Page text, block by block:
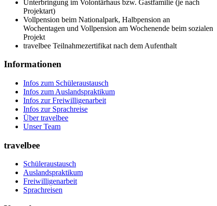
Unterbringung im Volontärhaus bzw. Gastfamilie (je nach
Projektart)
Vollpension beim Nationalpark, Halbpension an
Wochentagen und Vollpension am Wochenende beim sozialen
Projekt
travelbee Teilnahmezertifikat nach dem Aufenthalt
Informationen
Infos zum Schüleraustausch
Infos zum Auslandspraktikum
Infos zur Freiwilligenarbeit
Infos zur Sprachreise
Über travelbee
Unser Team
travelbee
Schüleraustausch
Auslandspraktikum
Freiwilligenarbeit
Sprachreisen